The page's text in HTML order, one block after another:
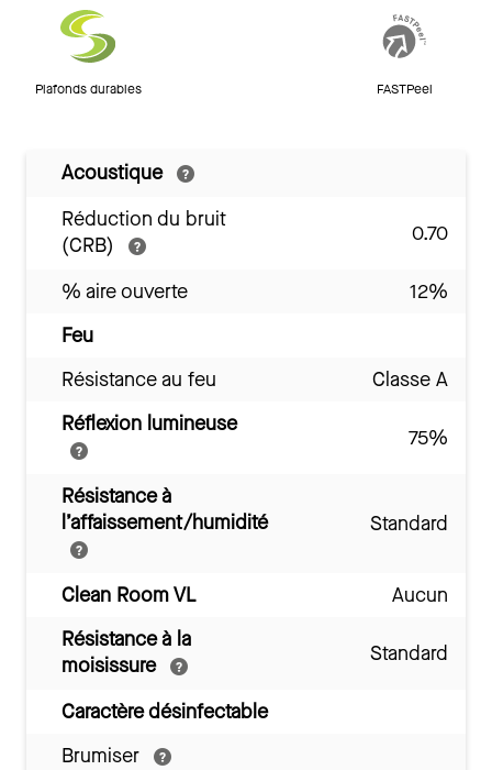
Plafonds durables FASTPeel
Acoustique
Réduction du bruit
(CRB)
0.70
% aire ouverte
12%
Feu
Résistance au feu
Classe A
Réflexion lumineuse
75%
Résistance à
l’affaissement/humidité
Standard
Clean Room VL
Aucun
Résistance à la
moisissure
Standard
Caractère désinfectable
Brumiser